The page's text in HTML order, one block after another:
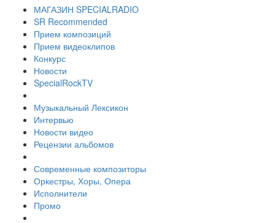
МАГАЗИН SPECIALRADIO
SR Recommended
Прием композиций
Прием видеоклипов
Конкурс
Новости
SpecialRockTV
Музыкальный Лексикон
Интервью
Новости видео
Рецензии альбомов
Современные композиторы
Оркестры, Хоры, Опера
Исполнители
Промо